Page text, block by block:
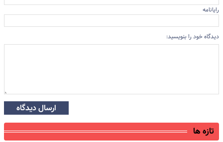
رایانامه
دیدگاه خود را بنویسید:
ارسال دیدگاه
تازه ها